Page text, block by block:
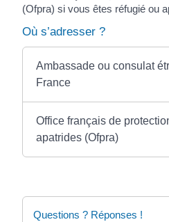
(Ofpra) si vous êtes réfugié ou
Où s’adresser ?
Ambassade ou consulat
France
Office français de
apatrides (Ofpra)
Questions ? Réponses !